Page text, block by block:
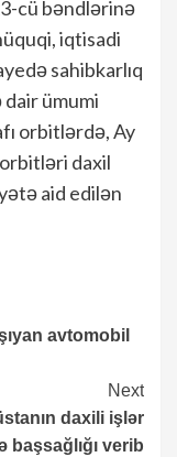
cü bəndlərinə
iqtisadi
sahibkarlıq
ümumi
orbitlərdə, Ay
daxil
aid edilən
avtomobil
Next
daxili işlər
başsağlığı verib